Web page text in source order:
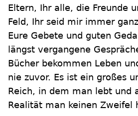
Eltern, Ihr alle, die Freunde
Feld, Ihr seid mir immer
Eure Gebete und guten
längst vergangene
Bücher bekommen Leben
nie zuvor. Es ist ein großes
Reich, in dem man lebt und
Realität man keinen Zweifel